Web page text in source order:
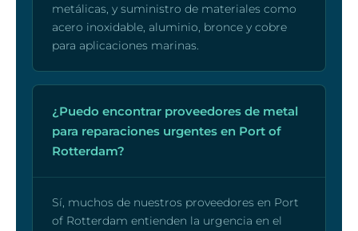
metálicas, y suministro de materiales como
acero inoxidable, aluminio, bronce y cobre
para aplicaciones marinas.
¿Puedo encontrar proveedores de metal
para reparaciones urgentes en Port of
Rotterdam?
Sí, muchos de nuestros proveedores en Port
of Rotterdam entienden la urgencia en el